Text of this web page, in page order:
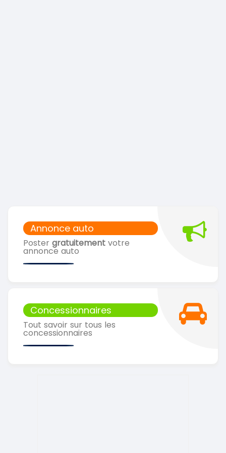
Annonce auto
Poster gratuitement votre
annonce auto
Concessionnaires
Tout savoir sur tous les
concessionnaires